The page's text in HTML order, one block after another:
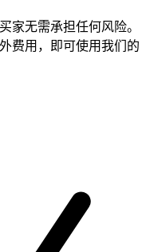
家无需承担任何风险。
费用，即可使用我们的